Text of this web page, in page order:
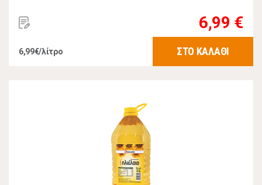
6,99 €
6,99€/λίτρο ΣΤΟ ΚΑΛΑΘΙ